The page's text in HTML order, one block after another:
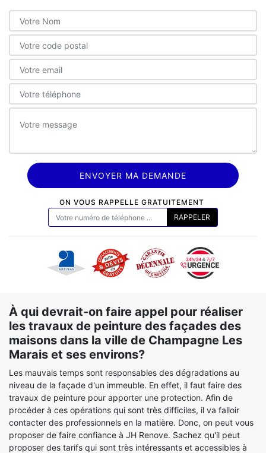
ON VOUS RAPPELLE GRATUITEMENT
À qui devrait-on faire appel pour réaliser
les travaux de peinture des façades des
maisons dans la ville de Champagne Les
Marais et ses environs?
Les mauvais temps sont responsables des dégradations au
niveau de la façade d'un immeuble. En effet, il faut faire des
travaux de peinture pour apporter une protection. Afin de
procéder à ces opérations qui sont très difficiles, il va falloir
contacter des professionnels en la matière. Donc, on peut vous
proposer de faire confiance à JH Renove. Sachez qu'il peut
proposer des tarifs qui sont très intéressants et accessibles à